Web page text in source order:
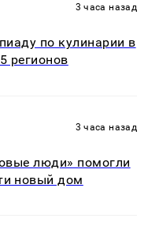
3 часа назад
по кулинарии в
регионов
3 часа назад
люди» помогли
новый дом